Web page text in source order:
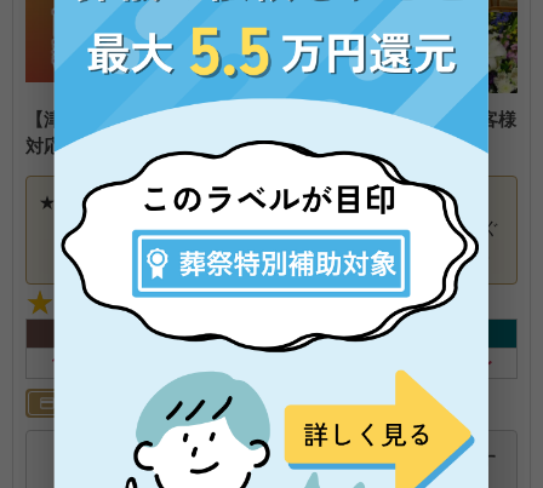
【津市で家族葬】「親切・穏やか」をモットーとしたお客様
対応
★
今回は、父が急になくなりコチラでお世話になりまし
た。 とにかく対応力がすごい！！ 急な内容変更にもすぐ
に対応してくれました。 また、本当に急だったので何も
分からない状態だったのですがしっかりと説明していた
だき色々な手続きも丁寧に教えてくれました。 1番うれし
かったのは、亡くなったあと病院から一度も家に連れて
帰ってあげることがでず母はすごく後悔していたのです
が事情を聞いた担当の方が火葬場へ移動するときに家の
前を通れるように手配してくれました。 感謝しかありま
せん。 最初から最後まで本当に親身に対応していただき
ありがとうございました。
口コミの続きを見る
★★★★★
★★★★★ 4.67 3件
12
一日葬
家族葬
万〜
葬儀社の詳細へ
比較リストに追加す